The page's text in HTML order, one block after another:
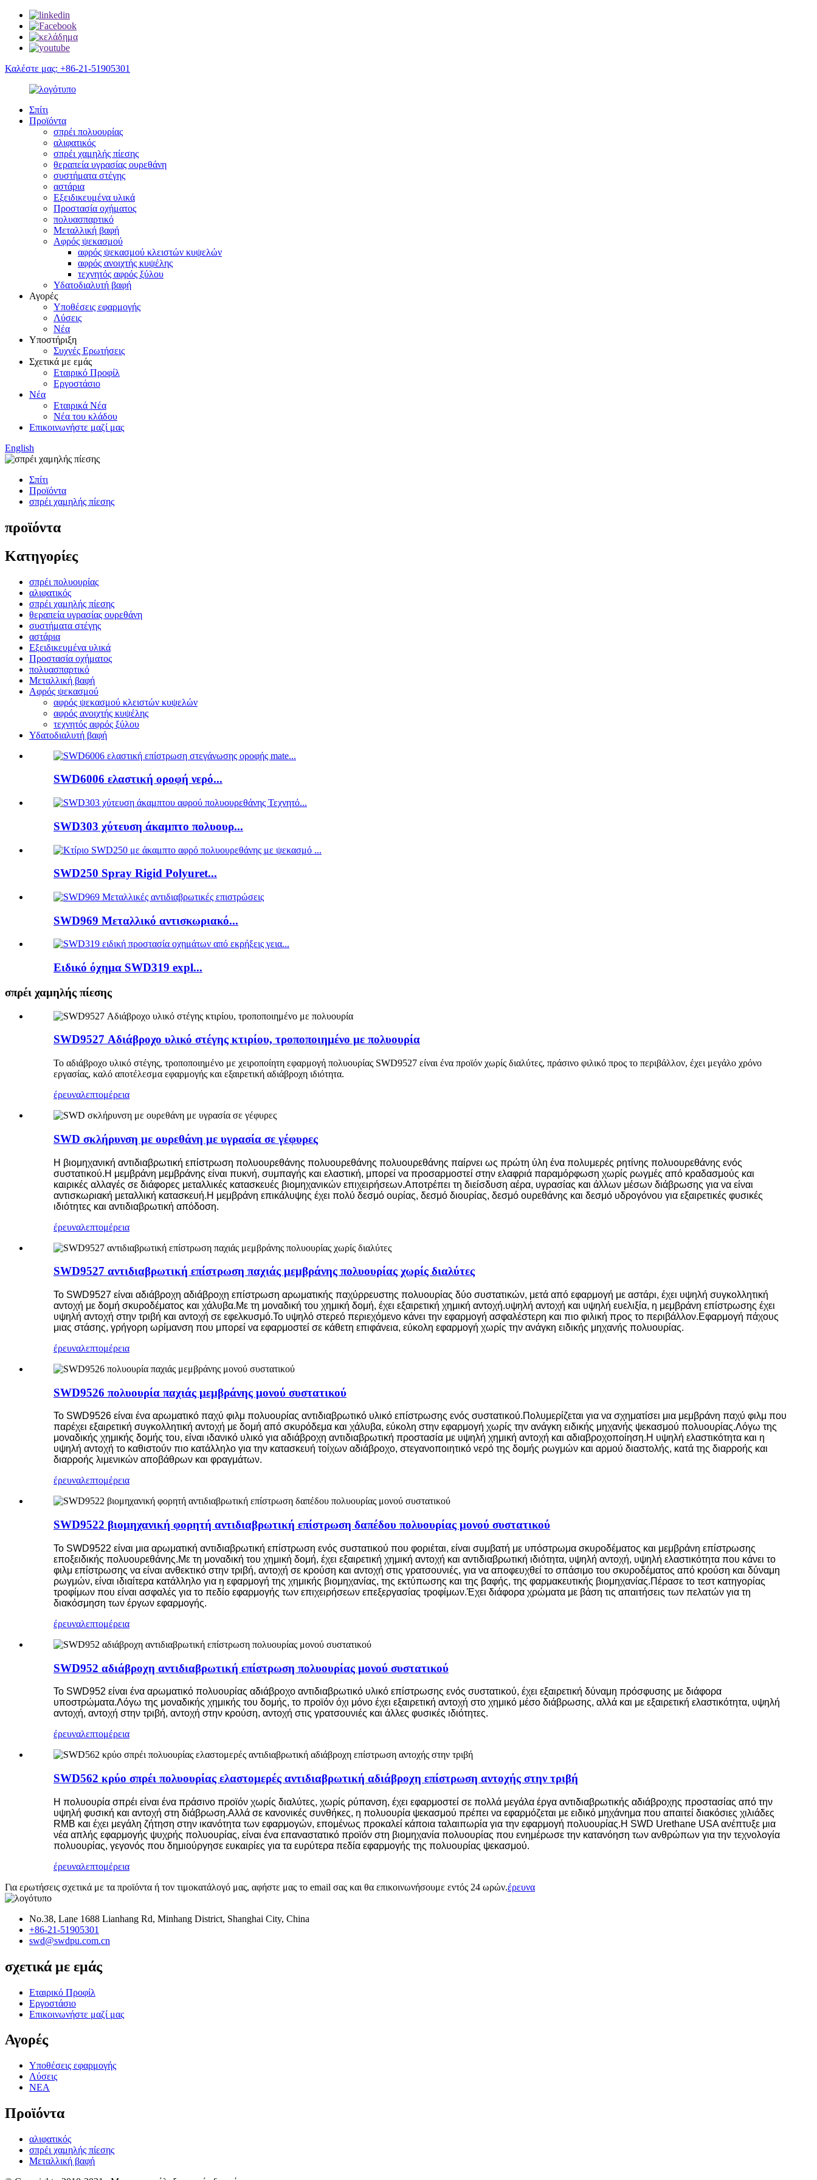
Καλέστε μας: +86-21-51905301
Σπίτι
Προϊόντα
σπρέι πολυουρίας
αλιφατικός
σπρέι χαμηλής πίεσης
θεραπεία υγρασίας ουρεθάνη
συστήματα στέγης
αστάρια
Εξειδικευμένα υλικά
Προστασία οχήματος
πολυασπαρτικό
Μεταλλική βαφή
Αφρός ψεκασμού
αφρός ψεκασμού κλειστών κυψελών
αφρός ανοιχτής κυψέλης
τεχνητός αφρός ξύλου
Υδατοδιαλυτή βαφή
Αγορές
Υποθέσεις εφαρμογής
Λύσεις
Νέα
Υποστήριξη
Συχνές Ερωτήσεις
Σχετικά με εμάς
Εταιρικό Προφίλ
Εργοστάσιο
Νέα
Εταιρικά Νέα
Νέα του κλάδου
Επικοινωνήστε μαζί μας
English
Σπίτι
Προϊόντα
σπρέι χαμηλής πίεσης
προϊόντα
Κατηγορίες
σπρέι πολυουρίας
αλιφατικός
σπρέι χαμηλής πίεσης
θεραπεία υγρασίας ουρεθάνη
συστήματα στέγης
αστάρια
Εξειδικευμένα υλικά
Προστασία οχήματος
πολυασπαρτικό
Μεταλλική βαφή
Αφρός ψεκασμού
αφρός ψεκασμού κλειστών κυψελών
αφρός ανοιχτής κυψέλης
τεχνητός αφρός ξύλου
Υδατοδιαλυτή βαφή
SWD6006 ελαστική οροφή νερό...
SWD303 χύτευση άκαμπτο πολυουρ...
SWD250 Spray Rigid Polyuret...
SWD969 Μεταλλικό αντισκωριακό...
Ειδικό όχημα SWD319 expl...
σπρέι χαμηλής πίεσης
SWD9527 Αδιάβροχο υλικό στέγης κτιρίου, τροποποιημένο με πολυουρία
Το αδιάβροχο υλικό στέγης, τροποποιημένο με χειροποίητη εφαρμογή πολυουρίας SWD9527 είναι ένα προϊόν χωρίς διαλύτες, πράσινο φιλικό προς το περιβάλλον, έχει μεγάλο χρόνο
εργασίας, καλό αποτέλεσμα εφαρμογής και εξαιρετική αδιάβροχη ιδιότητα.
έρευναλεπτομέρεια
SWD σκλήρυνση με ουρεθάνη με υγρασία σε γέφυρες
Η βιομηχανική αντιδιαβρωτική επίστρωση πολυουρεθάνης πολυουρεθάνης πολυουρεθάνης παίρνει ως πρώτη ύλη ένα πολυμερές ρητίνης πολυουρεθάνης ενός
συστατικού.Η μεμβράνη μεμβράνης είναι πυκνή, συμπαγής και ελαστική, μπορεί να προσαρμοστεί στην ελαφριά παραμόρφωση χωρίς ρωγμές από κραδασμούς και
καιρικές αλλαγές σε διάφορες μεταλλικές κατασκευές βιομηχανικών επιχειρήσεων.Αποτρέπει τη διείσδυση αέρα, υγρασίας και άλλων μέσων διάβρωσης για να είναι
αντισκωριακή μεταλλική κατασκευή.Η μεμβράνη επικάλυψης έχει πολύ δεσμό ουρίας, δεσμό διουρίας, δεσμό ουρεθάνης και δεσμό υδρογόνου για εξαιρετικές φυσικές
ιδιότητες και αντιδιαβρωτική απόδοση.
έρευναλεπτομέρεια
SWD9527 αντιδιαβρωτική επίστρωση παχιάς μεμβράνης πολυουρίας χωρίς διαλύτες
Το SWD9527 είναι αδιάβροχη αδιάβροχη επίστρωση αρωματικής παχύρρευστης πολυουρίας δύο συστατικών, μετά από εφαρμογή με αστάρι, έχει υψηλή συγκολλητική
αντοχή με δομή σκυροδέματος και χάλυβα.Με τη μοναδική του χημική δομή, έχει εξαιρετική χημική αντοχή.υψηλή αντοχή και υψηλή ευελιξία, η μεμβράνη επίστρωσης έχει
υψηλή αντοχή στην τριβή και αντοχή σε εφελκυσμό.Το υψηλό στερεό περιεχόμενο κάνει την εφαρμογή ασφαλέστερη και πιο φιλική προς το περιβάλλον.Εφαρμογή πάχους
μιας στάσης, γρήγορη ωρίμανση που μπορεί να εφαρμοστεί σε κάθετη επιφάνεια, εύκολη εφαρμογή χωρίς την ανάγκη ειδικής μηχανής πολυουρίας.
έρευναλεπτομέρεια
SWD9526 πολυουρία παχιάς μεμβράνης μονού συστατικού
Το SWD9526 είναι ένα αρωματικό παχύ φιλμ πολυουρίας αντιδιαβρωτικό υλικό επίστρωσης ενός συστατικού.Πολυμερίζεται για να σχηματίσει μια μεμβράνη παχύ φιλμ που
παρέχει εξαιρετική συγκολλητική αντοχή με δομή από σκυρόδεμα και χάλυβα, εύκολη στην εφαρμογή χωρίς την ανάγκη ειδικής μηχανής ψεκασμού πολυουρίας.Λόγω της
μοναδικής χημικής δομής του, είναι ιδανικό υλικό για αδιάβροχη αντιδιαβρωτική προστασία με υψηλή χημική αντοχή και αδιαβροχοποίηση.Η υψηλή ελαστικότητα και η
υψηλή αντοχή το καθιστούν πιο κατάλληλο για την κατασκευή τοίχων αδιάβροχο, στεγανοποιητικό νερό της δομής ρωγμών και αρμού διαστολής, κατά της διαρροής και
διαρροής λιμενικών αποβάθρων και φραγμάτων.
έρευναλεπτομέρεια
SWD9522 βιομηχανική φορητή αντιδιαβρωτική επίστρωση δαπέδου πολυουρίας μονού συστατικού
Το SWD9522 είναι μια αρωματική αντιδιαβρωτική επίστρωση ενός συστατικού που φοριέται, είναι συμβατή με υπόστρωμα σκυροδέματος και μεμβράνη επίστρωσης
εποξειδικής πολυουρεθάνης.Με τη μοναδική του χημική δομή, έχει εξαιρετική χημική αντοχή και αντιδιαβρωτική ιδιότητα, υψηλή αντοχή, υψηλή ελαστικότητα που κάνει το
φιλμ επίστρωσης να είναι ανθεκτικό στην τριβή, αντοχή σε κρούση και αντοχή στις γρατσουνιές, για να αποφευχθεί το σπάσιμο του σκυροδέματος από κρούση και δύναμη
ρωγμών, είναι ιδιαίτερα κατάλληλο για η εφαρμογή της χημικής βιομηχανίας, της εκτύπωσης και της βαφής, της φαρμακευτικής βιομηχανίας.Πέρασε το τεστ κατηγορίας
τροφίμων που είναι ασφαλές για το πεδίο εφαρμογής των επιχειρήσεων επεξεργασίας τροφίμων.Έχει διάφορα χρώματα με βάση τις απαιτήσεις των πελατών για τη
διακόσμηση των έργων εφαρμογής.
έρευναλεπτομέρεια
SWD952 αδιάβροχη αντιδιαβρωτική επίστρωση πολυουρίας μονού συστατικού
Το SWD952 είναι ένα αρωματικό πολυουρίας αδιάβροχο αντιδιαβρωτικό υλικό επίστρωσης ενός συστατικού, έχει εξαιρετική δύναμη πρόσφυσης με διάφορα
υποστρώματα.Λόγω της μοναδικής χημικής του δομής, το προϊόν όχι μόνο έχει εξαιρετική αντοχή στο χημικό μέσο διάβρωσης, αλλά και με εξαιρετική ελαστικότητα, υψηλή
αντοχή, αντοχή στην τριβή, αντοχή στην κρούση, αντοχή στις γρατσουνιές και άλλες φυσικές ιδιότητες.
έρευναλεπτομέρεια
SWD562 κρύο σπρέι πολυουρίας ελαστομερές αντιδιαβρωτική αδιάβροχη επίστρωση αντοχής στην τριβή
Η πολυουρία σπρέι είναι ένα πράσινο προϊόν χωρίς διαλύτες, χωρίς ρύπανση, έχει εφαρμοστεί σε πολλά μεγάλα έργα αντιδιαβρωτικής αδιάβροχης προστασίας από την
υψηλή φυσική και αντοχή στη διάβρωση.Αλλά σε κανονικές συνθήκες, η πολυουρία ψεκασμού πρέπει να εφαρμόζεται με ειδικό μηχάνημα που απαιτεί διακόσιες χιλιάδες
RMB και έχει μεγάλη ζήτηση στην ικανότητα των εφαρμογών, επομένως προκαλεί κάποια ταλαιπωρία για την εφαρμογή πολυουρίας.Η SWD Urethane USA ανέπτυξε μια
νέα απλής εφαρμογής ψυχρής πολυουρίας, είναι ένα επαναστατικό προϊόν στη βιομηχανία πολυουρίας που ενημέρωσε την κατανόηση των ανθρώπων για την τεχνολογία
πολυουρίας, γεγονός που δημιούργησε ευκαιρίες για τα ευρύτερα πεδία εφαρμογής της πολυουρίας ψεκασμού.
έρευναλεπτομέρεια
Για ερωτήσεις σχετικά με τα προϊόντα ή τον τιμοκατάλογό μας, αφήστε μας το email σας και θα επικοινωνήσουμε εντός 24 ωρών.έρευνα
No.38, Lane 1688 Lianhang Rd, Minhang District, Shanghai City, China
+86-21-51905301
swd@swdpu.com.cn
σχετικά με εμάς
Εταιρικό Προφίλ
Εργοστάσιο
Επικοινωνήστε μαζί μας
Αγορές
Υποθέσεις εφαρμογής
Λύσεις
ΝΕΑ
Προϊόντα
αλιφατικός
σπρέι χαμηλής πίεσης
Μεταλλική βαφή